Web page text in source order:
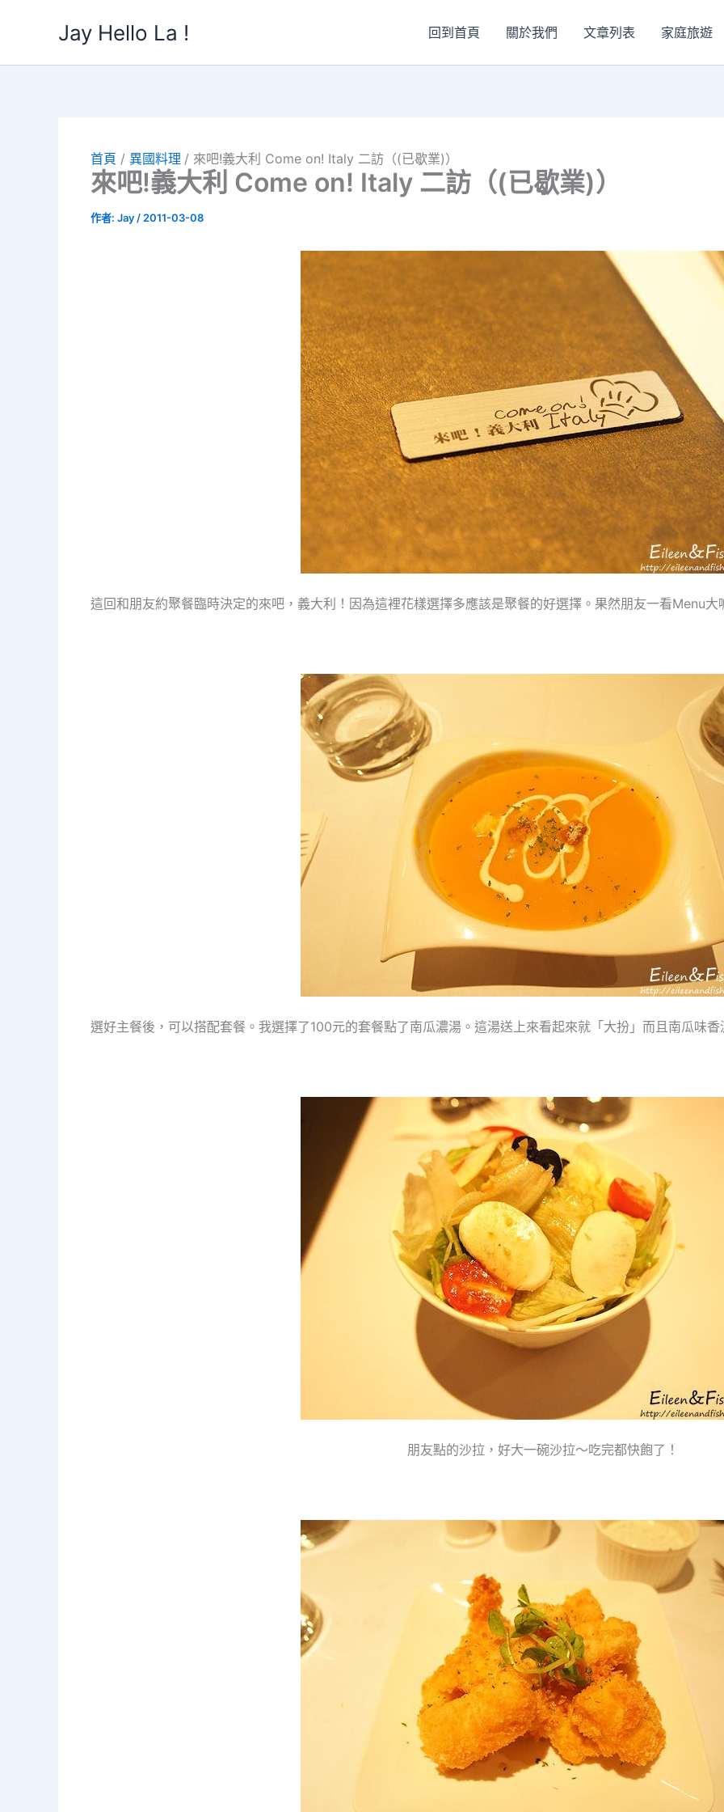
Jay Hello La ! 回到首頁 關於我們 文章列表 家庭旅遊
首頁 異國料理 來吧!義大利 Come on! Italy 二訪（(已歇業)）
來吧!義大利 Come on! Italy 二訪（(已歇業)）
作者: Jay / 2011-03-08
這回和朋友約聚餐臨時決定的來吧，義大利！因為這裡花樣選擇多應該是聚餐的好選擇。果然朋友一看Menu
選好主餐後，可以搭配套餐。我選擇了100元的套餐點了南瓜濃湯。這湯送上來看起來就「大扮」而且南瓜味香
朋友點的沙拉，好大一碗沙拉～吃完都快飽了！